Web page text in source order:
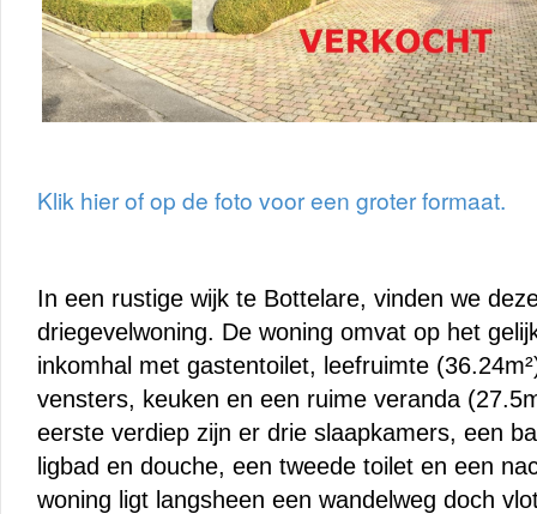
Klik hier of op de foto voor een groter formaat.
In een rustige wijk te Bottelare, vinden we
driegevelwoning. De woning omvat op het
inkomhal met gastentoilet, leefruimte
vensters, keuken en een ruime veranda
eerste verdiep zijn er drie slaapkamers, een
ligbad en douche, een tweede toilet en een
woning ligt langsheen een wandelweg doch